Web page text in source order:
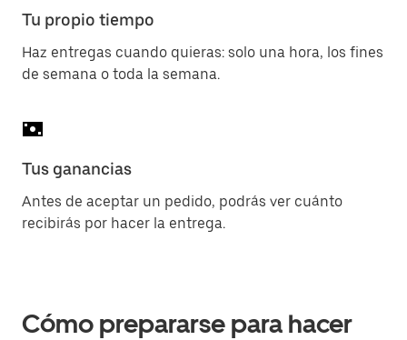
Tu propio tiempo
Haz entregas cuando quieras: solo una hora, los fines
de semana o toda la semana.
Tus ganancias
Antes de aceptar un pedido, podrás ver cuánto
recibirás por hacer la entrega.
Cómo prepararse para hacer